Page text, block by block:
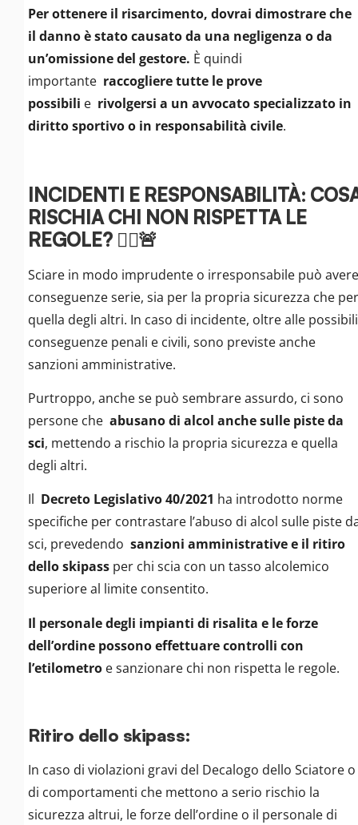
Per ottenere il risarcimento, dovrai dimostrare che
il danno è stato causato da una negligenza o da
un’omissione del gestore. È quindi
importante raccogliere tutte le prove
possibili e rivolgersi a un avvocato specializzato in
diritto sportivo o in responsabilità civile.
INCIDENTI E RESPONSABILITÀ:
RISCHIA CHI NON RISPETTA LE
REGOLE? 👮‍♀️🚨
Sciare in modo imprudente o irresponsabile può avere
conseguenze serie, sia per la propria sicurezza che per
quella degli altri. In caso di incidente, oltre alle possibili
conseguenze penali e civili, sono previste anche
sanzioni amministrative.
Purtroppo, anche se può sembrare assurdo, ci sono
persone che abusano di alcol anche sulle piste da
sci, mettendo a rischio la propria sicurezza e quella
degli altri.
Il Decreto Legislativo 40/2021 ha introdotto norme
specifiche per contrastare l’abuso di alcol sulle piste
sci, prevedendo sanzioni amministrative e il ritiro
dello skipass per chi scia con un tasso alcolemico
superiore al limite consentito.
Il personale degli impianti di risalita e le forze
dell’ordine possono effettuare controlli con
l’etilometro e sanzionare chi non rispetta le regole.
Ritiro dello skipass:
In caso di violazioni gravi del Decalogo dello Sciatore o
di comportamenti che mettono a serio rischio la
sicurezza altrui, le forze dell’ordine o il personale di